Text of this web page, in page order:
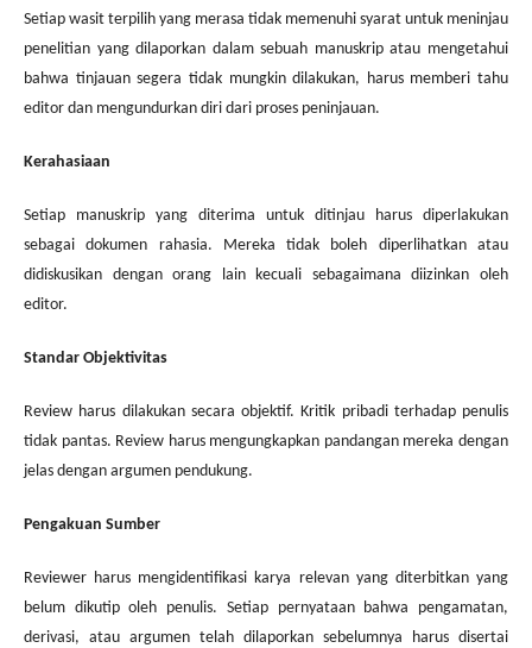
Setiap wasit terpilih yang merasa tidak memenuhi syarat untuk meninjau
penelitian yang dilaporkan dalam sebuah manuskrip atau mengetahui
bahwa tinjauan segera tidak mungkin dilakukan, harus memberi tahu
editor dan mengundurkan diri dari proses peninjauan.
Kerahasiaan
Setiap manuskrip yang diterima untuk ditinjau harus diperlakukan
sebagai dokumen rahasia. Mereka tidak boleh diperlihatkan atau
didiskusikan dengan orang lain kecuali sebagaimana diizinkan oleh
editor.
Standar Objektivitas
Review harus dilakukan secara objektif. Kritik pribadi terhadap penulis
tidak pantas. Review harus mengungkapkan pandangan mereka dengan
jelas dengan argumen pendukung.
Pengakuan Sumber
Reviewer harus mengidentifikasi karya relevan yang diterbitkan yang
belum dikutip oleh penulis. Setiap pernyataan bahwa pengamatan,
derivasi, atau argumen telah dilaporkan sebelumnya harus disertai